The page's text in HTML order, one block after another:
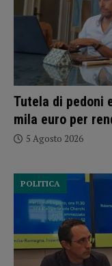
Tutela di pedoni
mila euro per
5 Agosto 2026
POLITICA